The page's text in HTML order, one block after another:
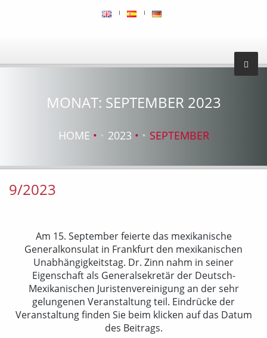
MONAT: SEPTEMBER 2023
HOME 2023 SEPTEMBER
9/2023
Am 15. September feierte das mexikanische
Generalkonsulat in Frankfurt den mexikanischen
Unabhängigkeitstag. Dr. Zinn nahm in seiner
Eigenschaft als Generalsekretär der Deutsch-
Mexikanischen Juristenvereinigung an der sehr
gelungenen Veranstaltung teil. Eindrücke der
Veranstaltung finden Sie beim klicken auf das Datum
des Beitrags.